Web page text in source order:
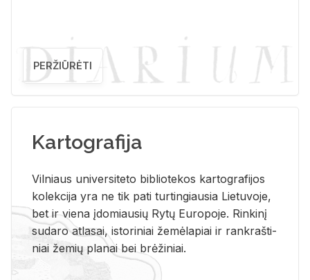
PERŽIŪRĖTI
Kartografija
Vil­niaus uni­ver­si­te­to bi­b­lio­te­kos kar­to­gra­fi­jos
ko­lek­ci­ja yra ne tik pati tur­tin­giau­sia Lie­tu­vo­je,
bet ir vie­na įdo­miau­sių Rytų Eu­ro­po­je. Rin­ki­nį
su­da­ro at­la­sai, is­to­ri­niai že­mė­la­piai ir rank­raš­ti­
niai že­mių pla­nai bei brė­ži­niai.